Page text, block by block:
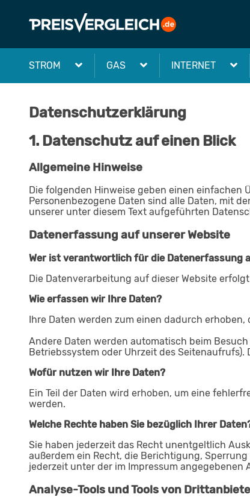
STROM GAS INTERNET
Datenschutzerklärung
1. Datenschutz auf einen Blick
Allgemeine Hinweise
Die folgenden Hinweise geben einen einfachen
Personenbezogene Daten sind alle Daten, mit
unserer unter diesem Text aufgeführten
Datenerfassung auf unserer Website
Wer ist verantwortlich für die Datenerfassung
Die Datenverarbeitung auf dieser Website
Wie erfassen wir Ihre Daten?
Ihre Daten werden zum einen dadurch
Andere Daten werden automatisch beim
Betriebssystem oder Uhrzeit des
Wofür nutzen wir Ihre Daten?
Ein Teil der Daten wird erhoben, um eine
werden.
Welche Rechte haben Sie bezüglich Ihrer
Sie haben jederzeit das Recht unentgeltlich
außerdem ein Recht, die Berichtigung,
jederzeit unter der im Impressum
Analyse-Tools und Tools von